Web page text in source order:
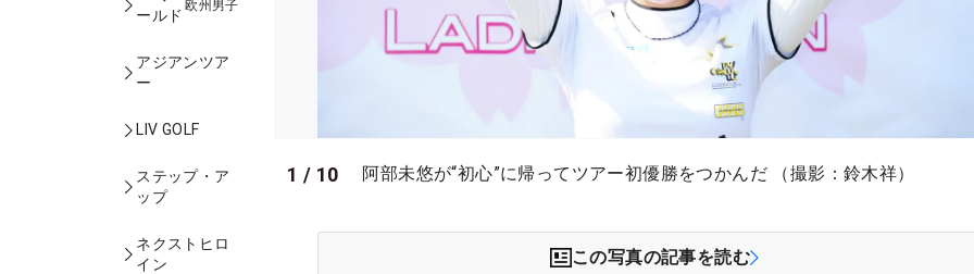
ールド
欧州男子
アジアンツア
ー
LIV GOLF
ステップ・ア
ップ
ネクストヒロ
イン
1 / 10 阿部未悠が“初心”に帰ってツアー初優勝をつかんだ （撮影：鈴木祥）
この写真の記事を読む